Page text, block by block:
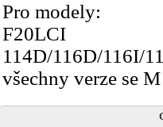
Pro modely:
F20LCI
114D/116D/116I/
všechny verze se